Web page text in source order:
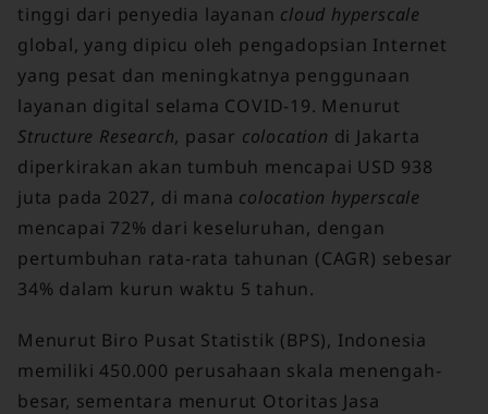
tinggi dari penyedia layanan cloud hyperscale
global, yang dipicu oleh pengadopsian Internet
yang pesat dan meningkatnya penggunaan
layanan digital selama COVID-19. Menurut
Structure Research, pasar colocation di Jakarta
diperkirakan akan tumbuh mencapai USD 938
juta pada 2027, di mana colocation hyperscale
mencapai 72% dari keseluruhan, dengan
pertumbuhan rata-rata tahunan (CAGR) sebesar
34% dalam kurun waktu 5 tahun.
Menurut Biro Pusat Statistik (BPS), Indonesia
memiliki 450.000 perusahaan skala menengah-
besar, sementara menurut Otoritas Jasa